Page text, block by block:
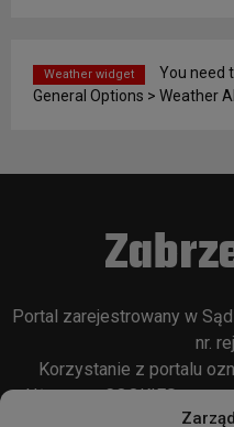
Weather widget
You need
General Options > Weather
Portal zarejestrowany w
nr.
Korzystanie z portalu
Używamy COOKIES w